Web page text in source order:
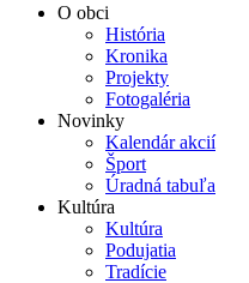
O obci
História
Kronika
Projekty
Fotogaléria
Novinky
Kalendár akcií
Šport
Úradná tabuľa
Kultúra
Kultúra
Podujatia
Tradície